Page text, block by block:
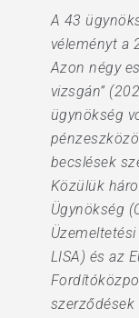
A 43
véleményt a
Azon négy
vizsgán”
ügynökség
becslések
Közülük
Ügynökség
LISA) és az
szerződések